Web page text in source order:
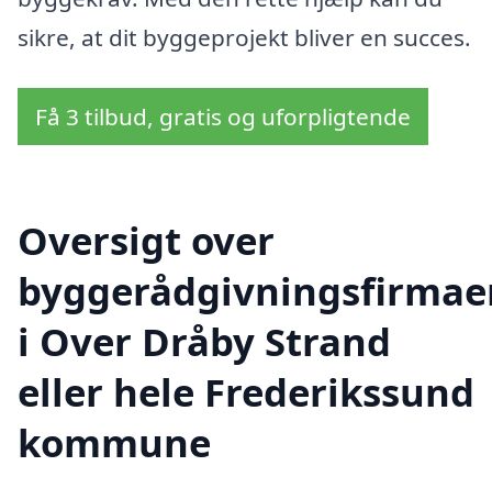
sikre, at dit byggeprojekt bliver en succes.
Få 3 tilbud, gratis og uforpligtende
Oversigt over
i Over Dråby Strand
eller hele Frederikssund
kommune